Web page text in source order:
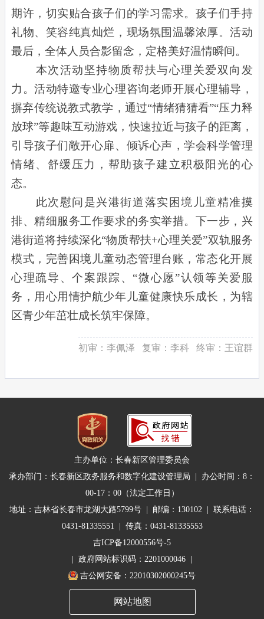
期许，切实贴合孩子们的学习需求。孩子们手持
礼物、笑容纯真灿烂，现场氛围温馨浓厚。活动
最后，全体人员合影留念，定格美好温情瞬间。
本次活动坚持物质帮扶与心理关爱双向发
力。活动特邀专业心理咨询老师开展心理辅导，
摒弃传统说教式教学，通过“情绪猜猜看”“压力释
放球”等趣味互动游戏，快速拉近与孩子的距离，
引导孩子们敞开心扉、倾诉心声，学会科学管理
情绪、舒缓压力，帮助孩子建立积极阳光的心
态。
此次慰问是兴港街道落实困境儿童精准摸
排、精细服务工作要求的务实举措。下一步，兴
港街道将持续深化“物质帮扶+心理关爱”双轨服务
模式，完善困境儿童动态管理台账，常态化开展
心理疏导、个案跟踪、“微心愿”认领等关爱服
务，用心用情护航少年儿童健康快乐成长，为辖
区青少年茁壮成长筑牢保障。
初审： 李佩泽 复审： 李科 终审： 王谊群
主办单位：长春新区管理委员会
承办部门：长春新区政务服务和数字化建设管理局 | 办公时间：8：
00-17：00（法定工作日）
地址：吉林省长春市龙湖大路5799号 | 邮编：130102 | 联系电话：
0431-81335551 | 传真：0431-81335553
吉ICP备12000556号-5
| 政府网站标识码：2201000046 |
吉公网安备：22010302000245号
网站地图